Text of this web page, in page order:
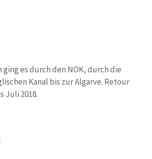
ging es durch den NOK, durch die
Kanal bis zur Algarve. Retour
Juli 2018.